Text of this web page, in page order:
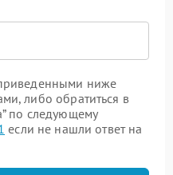
ниже
либо обратиться в
по следующему
если не нашли ответ на